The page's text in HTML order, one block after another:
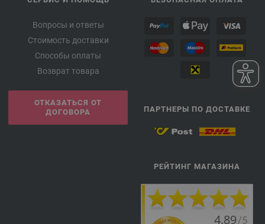
Вопросы и ответы
Стоимость доставки
Способы оплаты
Возврат товара
ОТКАЗАТЬСЯ ОТ
ДОГОВОРА
ПАРТНЕРЫ ПО ДОСТАВКЕ
РЕЙТИНГ МАГАЗИНА